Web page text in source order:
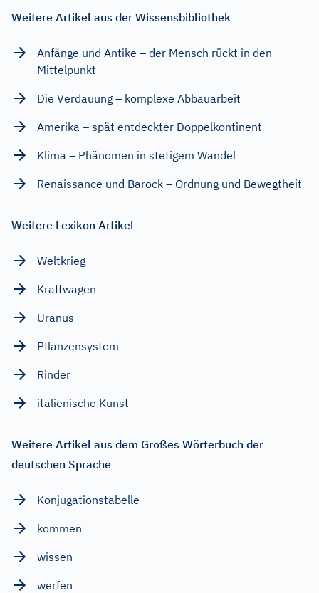
Weitere Artikel aus der Wissensbibliothek
Anfänge und Antike – der Mensch rückt in den
Mittelpunkt
Die Verdauung – komplexe Abbauarbeit
Amerika – spät entdeckter Doppelkontinent
Klima – Phänomen in stetigem Wandel
Renaissance und Barock – Ordnung und Bewegtheit
Weitere Lexikon Artikel
Weltkrieg
Kraftwagen
Uranus
Pflanzensystem
Rinder
italienische Kunst
Weitere Artikel aus dem Großes Wörterbuch der
deutschen Sprache
Konjugationstabelle
kommen
wissen
werfen